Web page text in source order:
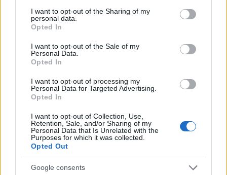
not limited to your visit or usage behaviour. You may click to
grant or deny consent to Google and its third-party tags to
use your data for below specified purposes in below Google
consent section.
I want to opt-out of the Sharing of my
personal data.
Opted In
I want to opt-out of the Sale of my
Personal Data.
Opted In
I want to opt-out of processing my
Personal Data for Targeted Advertising.
Opted In
I want to opt-out of Collection, Use,
Retention, Sale, and/or Sharing of my
Personal Data that Is Unrelated with the
Purposes for which it was collected.
Opted Out
Google consents
Pianificare gite di sci alpinismo: mappe, ARTVA e
scelta dei pendii
SCI ALPINISMO